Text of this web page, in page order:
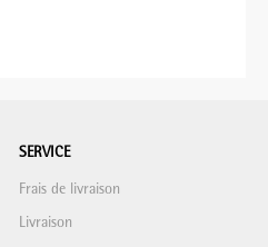
SERVICE
Frais de livraison
Livraison